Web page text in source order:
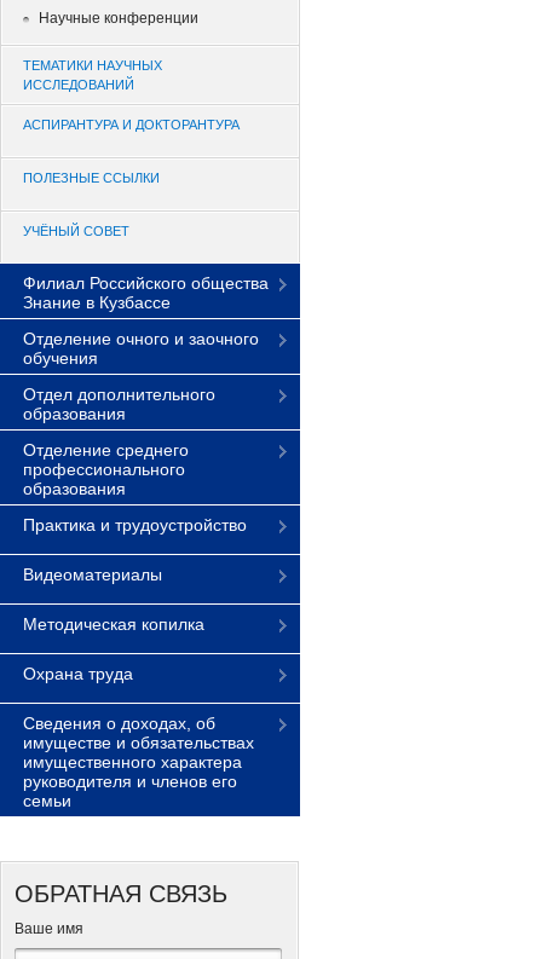
Научные конференции
ТЕМАТИКИ НАУЧНЫХ
ИССЛЕДОВАНИЙ
АСПИРАНТУРА И ДОКТОРАНТУРА
ПОЛЕЗНЫЕ ССЫЛКИ
УЧЁНЫЙ СОВЕТ
Филиал Российского общества
Знание в Кузбассе
Отделение очного и заочного
обучения
Отдел дополнительного
образования
Отделение среднего
профессионального
образования
Практика и трудоустройство
Видеоматериалы
Методическая копилка
Охрана труда
Сведения о доходах, об
имуществе и обязательствах
имущественного характера
руководителя и членов его
семьи
ОБРАТНАЯ СВЯЗЬ
Ваше имя